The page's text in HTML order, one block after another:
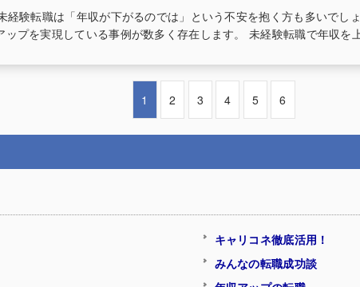
経験転職は「年収が下がるのでは」という不安を抱く方も多いでし
ップを実現している事例が数多く存在します。 未経験転職で年収を
1 2 3 4 5 6
キャリコネ徹底活用！
みんなの転職成功談